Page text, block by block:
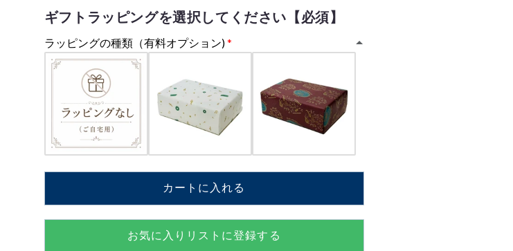
イ
ク
リ
マ
ス
IRVING
BERLIN【MM308S+DX】
の
量
を
イ
ク
リ
ス
IRVING
BERLIN【MM308S+DX】
の
量
を
増
ギフトラッピングを選択してください【必須】
ラッピングの種類（有料オプション)
カートに入れる
お気に入りリストに登録する